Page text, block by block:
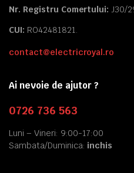
Nr. Registru Comertului: J30/
CUI: RO42481821.
contact@electricroyal.ro
Ai nevoie de ajutor ?
0726 736 563
Luni – Vineri: 9:00-17:00
Sambata/Duminica: inchis